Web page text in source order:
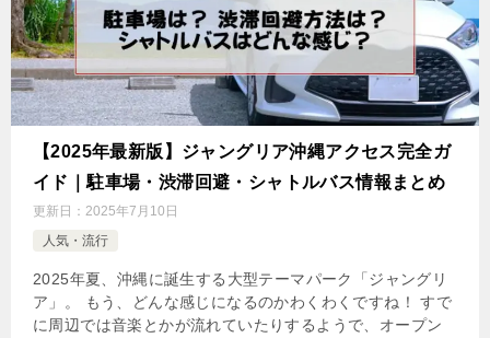
【2025年最新版】ジャングリア沖縄アクセス完全ガ
イド｜駐車場・渋滞回避・シャトルバス情報まとめ
更新日： 2025年7月10日
人気・流行
2025年夏、沖縄に誕生する大型テーマパーク「ジャングリ
ア」。 もう、どんな感じになるのかわくわくですね！ すで
に周辺では音楽とかが流れていたりするようで、オープン